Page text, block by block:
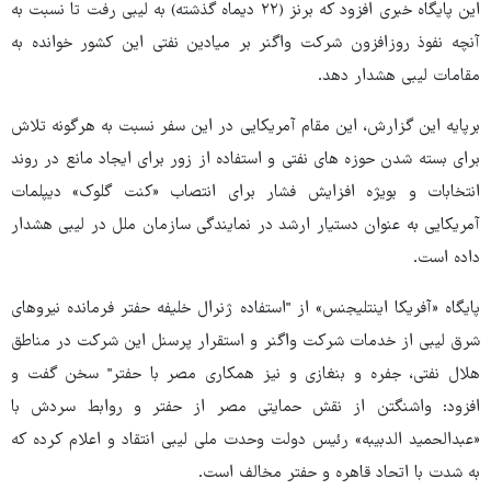
این پایگاه خبری افزود که برنز (۲۲ دیماه گذشته) به لیبی رفت تا نسبت به
آنچه نفوذ روزافزون شرکت واگنر بر میادین نفتی این کشور خوانده به
مقامات لیبی هشدار دهد.
برپایه این گزارش، این مقام آمریکایی در این سفر نسبت به هرگونه تلاش
برای بسته شدن حوزه های نفتی و استفاده از زور برای ایجاد مانع در روند
انتخابات و بویژه افزایش فشار برای انتصاب «کنت گلوک» دیپلمات
آمریکایی به عنوان دستیار ارشد در نمایندگی سازمان ملل در لیبی هشدار
داده است.
پایگاه «آفریکا اینتلیجنس» از "استفاده ژنرال خلیفه حفتر فرمانده نیروهای
شرق لیبی از خدمات شرکت واگنر و استقرار پرسنل این شرکت در مناطق
هلال نفتی، جفره و بنغازی و نیز همکاری مصر با حفتر" سخن گفت و
افزود: واشنگتن از نقش حمایتی مصر از حفتر و روابط سردش با
«عبدالحمید الدبیبه» رئیس دولت وحدت ملی لیبی انتقاد و اعلام کرده که
به شدت با اتحاد قاهره و حفتر مخالف است.